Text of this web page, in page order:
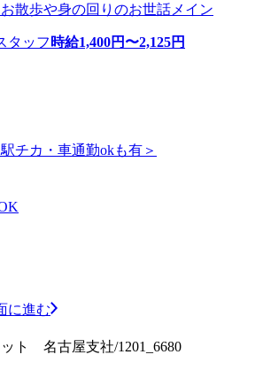
お散歩や身の回りのお世話メイン
タッフ 時給1,400円〜2,125円
チカ・車通勤okも有＞
に進む
ト 名古屋支社/1201_6680